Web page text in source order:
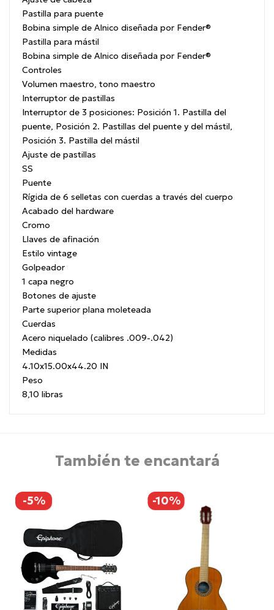
Pastilla para puente
Bobina simple de Alnico diseñada por Fender®
Pastilla para mástil
Bobina simple de Alnico diseñada por Fender®
Controles
Volumen maestro, tono maestro
Interruptor de pastillas
Interruptor de 3 posiciones: Posición 1. Pastilla del
puente, Posición 2. Pastillas del puente y del mástil,
Posición 3. Pastilla del mástil
Ajuste de pastillas
SS
Puente
Rígida de 6 selletas con cuerdas a través del cuerpo
Acabado del hardware
Cromo
Llaves de afinación
Estilo vintage
Golpeador
1 capa negro
Botones de ajuste
Parte superior plana moleteada
Cuerdas
Acero niquelado (calibres .009-.042)
Medidas
4.10x15.00x44.20 IN
Peso
8,10 libras
También te encantará
-5% -10%